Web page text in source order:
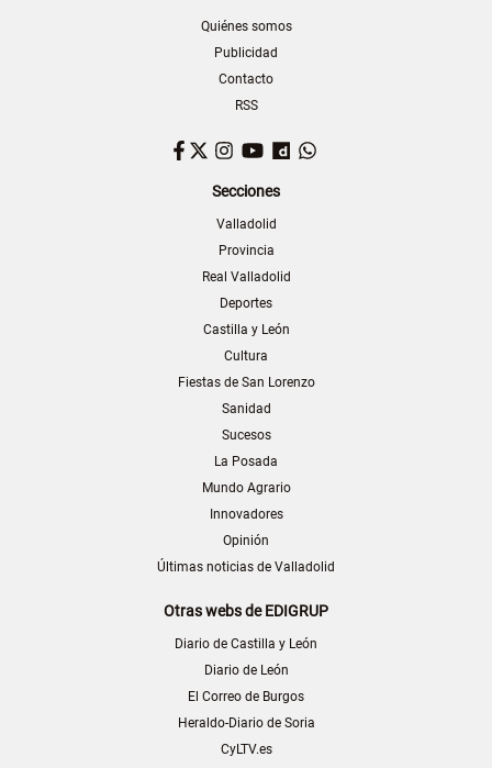
Quiénes somos
Publicidad
Contacto
RSS
Facebook
TwitterInstagram
YouTubeDailymotion
Secciones
Valladolid
Provincia
Real Valladolid
Deportes
Castilla y León
Cultura
Fiestas de San Lorenzo
Sanidad
Sucesos
La Posada
Mundo Agrario
Innovadores
Opinión
Últimas noticias de Valladolid
Otras webs de EDIGRUP
Diario de Castilla y León
Diario de León
El Correo de Burgos
Heraldo-Diario de Soria
CyLTV.es